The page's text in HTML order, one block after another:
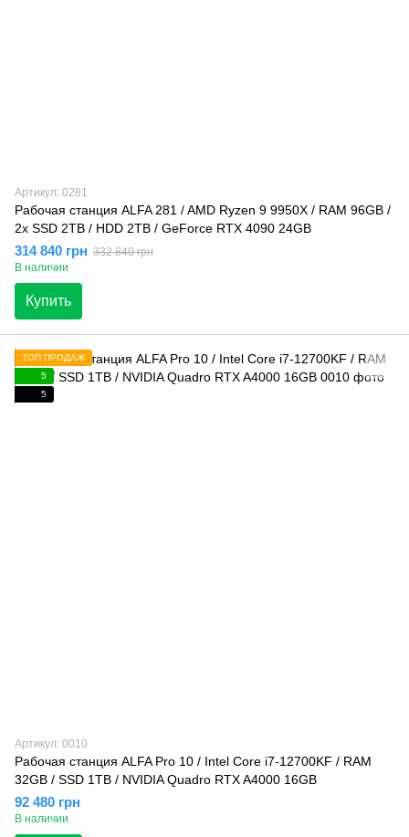
Артикул: 0281
Рабочая станция ALFA 281 / AMD Ryzen 9 9950X / RAM 96GB /
2x SSD 2TB / HDD 2TB / GeForce RTX 4090 24GB
314 840 грн 332 840 грн
В наличии
Купить
ТОП ПРОДАЖ
5
5
Артикул: 0010
Рабочая станция ALFA Pro 10 / Intel Core i7-12700KF / RAM
32GB / SSD 1TB / NVIDIA Quadro RTX A4000 16GB
92 480 грн
В наличии